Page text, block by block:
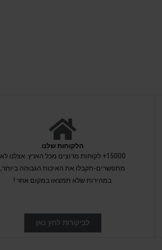
הלקוחות שלנו
15000+ לקוחות מרוצים מכל הארץ. אצלנו לא
מתפשרים-תקבלו את האיכות הגבוהה ביותר,
במהירות שלא תמצאו במקום אחר !
לביקורות לחץ כאן